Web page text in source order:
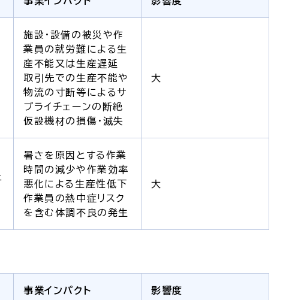
施設・設備の被災や作
業員の就労難による生
産不能又は生産遅延
取引先での生産不能や
物流の寸断等によるサ
プライチェーンの断絶
仮設機材の損傷・滅失
大
暑さを原因とする作業
時間の減少や作業効率
悪化による生産性低下
作業員の熱中症リスク
を含む体調不良の発生
大
事業インパクト 影響度